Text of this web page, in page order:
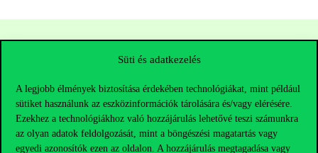
Süti és adatkezelés
A legjobb élmények biztosítása érdekében technológiákat, mint például
sütiket használunk az eszközinformációk tárolására és/vagy elérésére.
Ezekhez a technológiákhoz való hozzájárulás lehetővé teszi számunkra
az olyan adatok feldolgozását, mint a böngészési magatartás vagy
egyedi azonosítók ezen az oldalon. A hozzájárulás megtagadása vagy